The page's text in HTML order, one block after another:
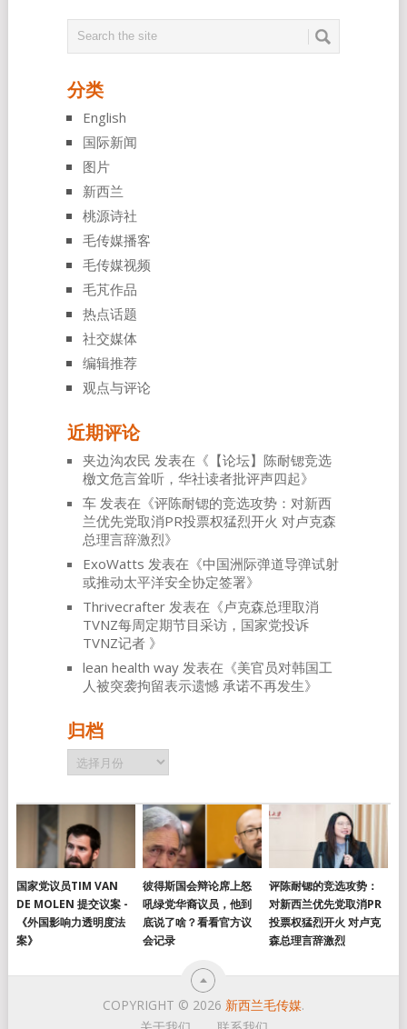
分类
English
国际新闻
图片
新西兰
桃源诗社
毛传媒播客
毛传媒视频
毛芃作品
热点话题
社交媒体
编辑推荐
观点与评论
近期评论
夹边沟农民 发表在《 【论坛】陈耐锶竞选
檄文危言耸听，华社读者批评声四起》
车发表在《评陈耐锶的竞选攻势：对新西
兰优先党取消PR投票权猛烈开火 对卢克森
总理言辞激烈》
ExoWatts 发表在《中国洲际弹道导弹试射
或推动太平洋安全协定签署》
Thrivecrafter发表在《卢克森总理取消
TVNZ每周定期节目采访，国家党投诉
TVNZ记者 》
lean health way发表在《美官员对韩国工
人被突袭拘留表示遗憾 承诺不再发生》
归档
归
档
国家党议员TIM VAN
DE MOLEN 提交议案 -
《外国影响力透明度法
案》
彼得斯国会辩论席上怒
吼绿党华裔议员，他到
底说了啥？看看官方议
会记录
评陈耐锶的竞选攻势：
对新西兰优先党取消PR
投票权猛烈开火 对卢克
森总理言辞激烈
COPYRIGHT © 2026 新西兰毛传媒.